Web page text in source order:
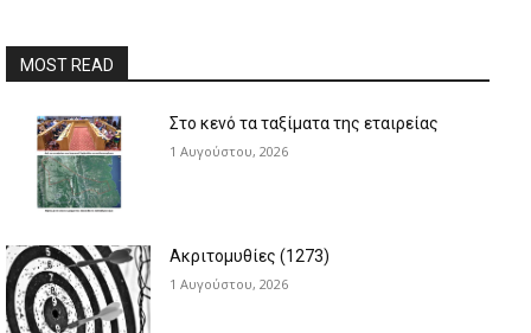
MOST READ
Στο κενό τα ταξίματα της εταιρείας
1 Αυγούστου, 2026
Ακριτομυθίες (1273)
1 Αυγούστου, 2026